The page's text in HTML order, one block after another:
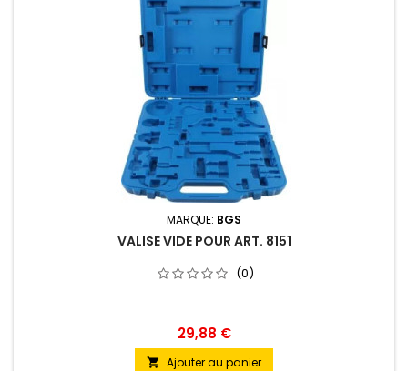
MARQUE: BGS
VALISE VIDE POUR ART. 8151
(0)
29,88 €
 Ajouter au panier